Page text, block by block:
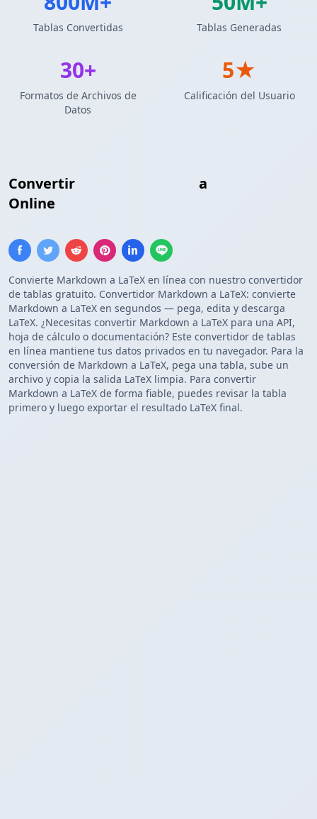
Convertir a
Online
Convierte Markdown a LaTeX en línea con nuestro convertidor
de tablas gratuito. Convertidor Markdown a LaTeX: convierte
Markdown a LaTeX en segundos — pega, edita y descarga
LaTeX. ¿Necesitas convertir Markdown a LaTeX para una API,
hoja de cálculo o documentación? Este convertidor de tablas
en línea mantiene tus datos privados en tu navegador. Para la
conversión de Markdown a LaTeX, pega una tabla, sube un
archivo y copia la salida LaTeX limpia. Para convertir
Markdown a LaTeX de forma fiable, puedes revisar la tabla
primero y luego exportar el resultado LaTeX final.
Tablas Convertidas Tablas Generadas
30+
Formatos de Archivos de
Datos
5★
Calificación del Usuario